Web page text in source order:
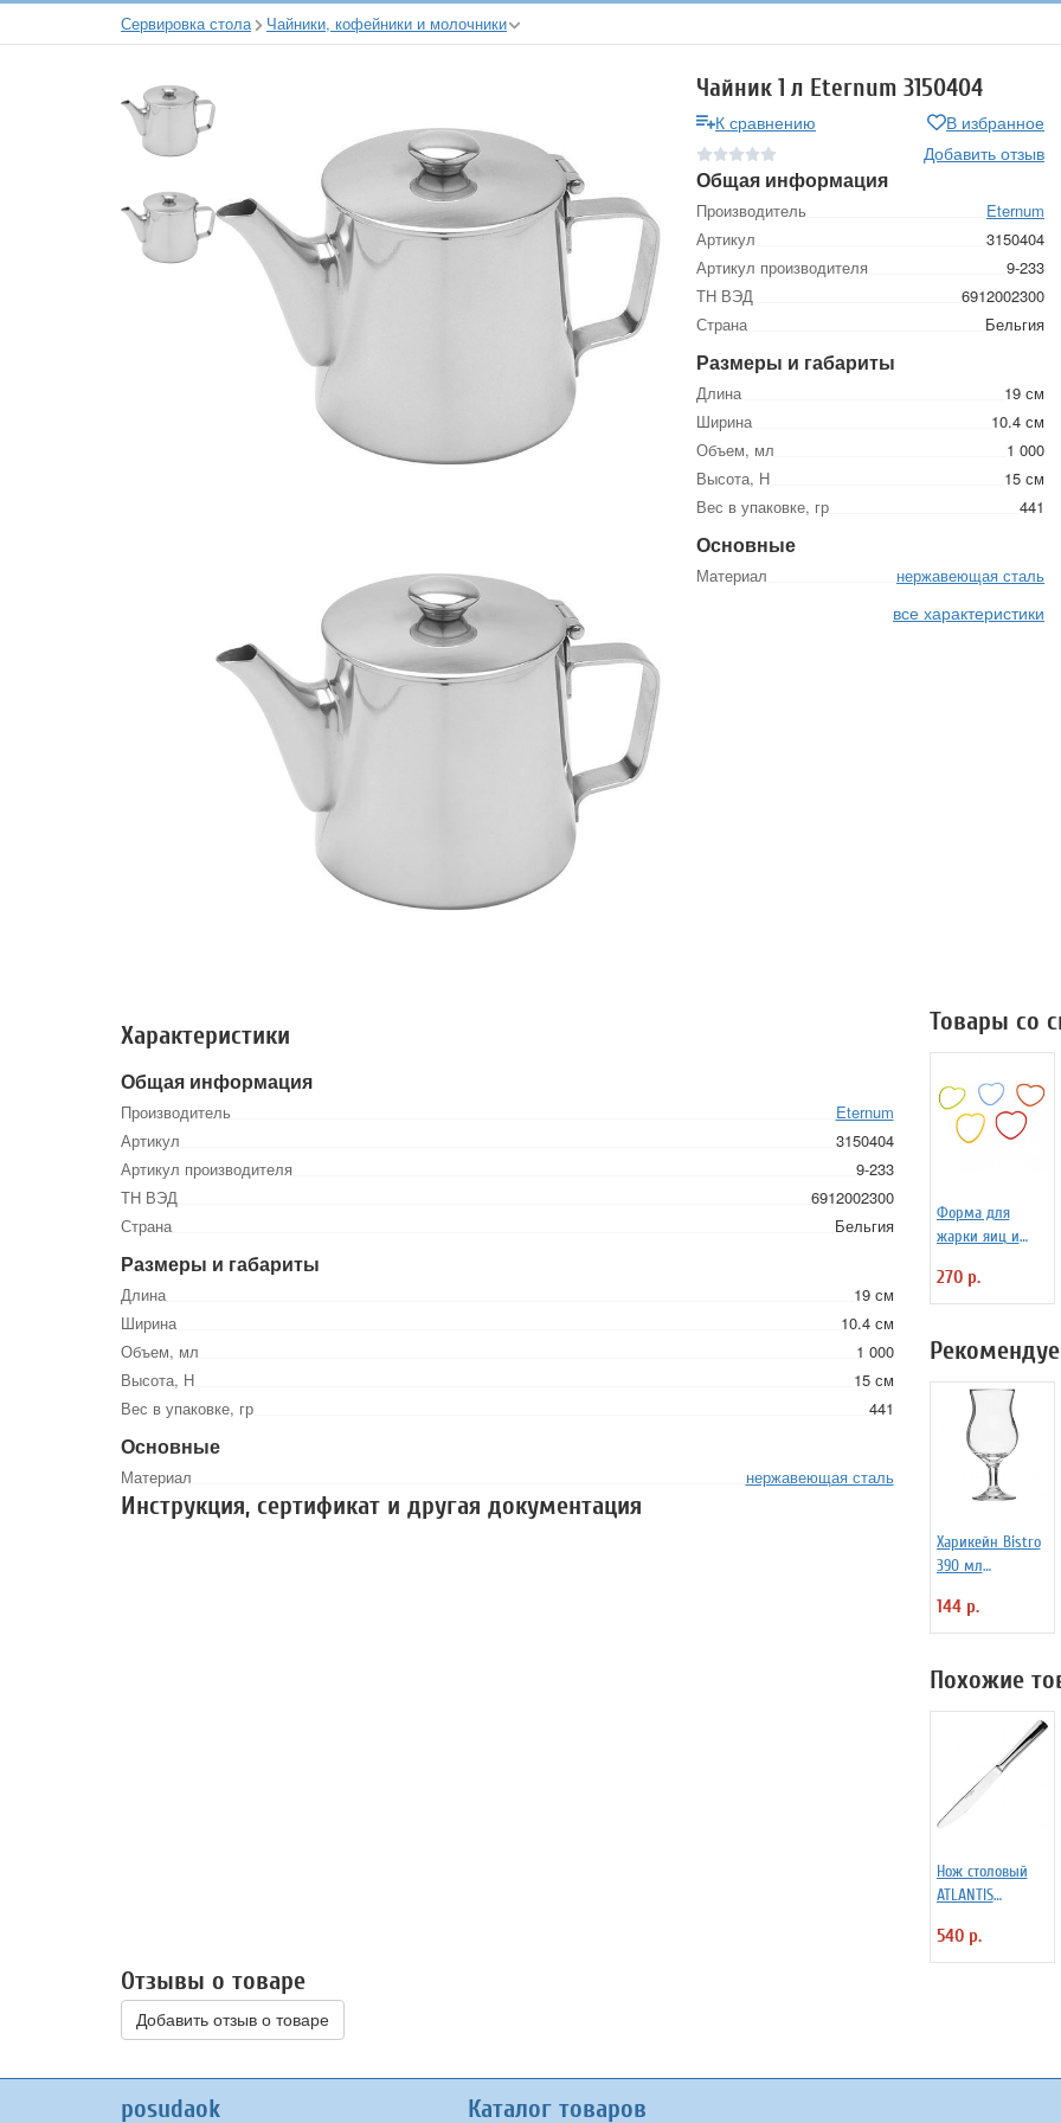
Сервировка стола Чайники, кофейники и молочники
Чайник 1 л Eternum 3150404
К сравнению
В избранное
Добавить отзыв
Общая информация
Производитель
Eternum
Артикул
3150404
Артикул производителя
9-233
ТН ВЭД
6912002300
Страна
Бельгия
Размеры и габариты
Длина
19 см
Ширина
10.4 см
Объем, мл
1 000
Высота, Н
15 см
Вес в упаковке, гр
441
Основные
Материал нержавеющая сталь
все характеристики
Характеристики
Общая информация
Производитель
Eternum
Артикул
3150404
Артикул производителя
9-233
ТН ВЭД
6912002300
Страна
Бельгия
Размеры и габариты
Длина
19 см
Ширина
10.4 см
Объем, мл
1 000
Высота, Н
15 см
Вес в упаковке, гр
441
Основные
Материал нержавеющая сталь
Инструкция, сертификат и другая документация
Товары со
Форма для
жарки яиц и
силиконовая
Любовь
270 р.
Харикейн Bistro
390 мл
1150311
144 р.
Похожие
Нож столовый
ATLANTIS
540 р.
Отзывы о товаре
Добавить отзыв о товаре
posudaok Каталог товаров